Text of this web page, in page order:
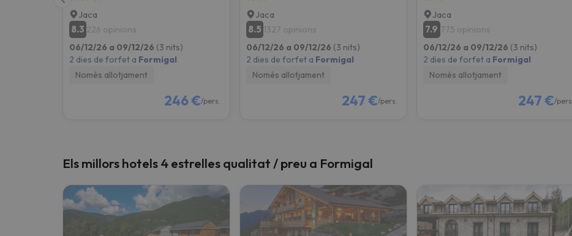
Jaca
8.3 226 opinions
06/12/26 a 09/12/26 (3 nits)
2 dies de forfet a Formigal
Només allotjament
246 €/pers.
Jaca
8.5 1327 opinions
06/12/26 a 09/12/26 (3 nits)
2 dies de forfet a Formigal
Només allotjament
247 €/pers.
Jaca
7.9 775 opinions
06/12/26 a 09/12/26 (3 nits)
2 dies de forfet a Formigal
Només allotjament
247 €/pers.
Els millors hotels 4 estrelles qualitat / preu a Formigal